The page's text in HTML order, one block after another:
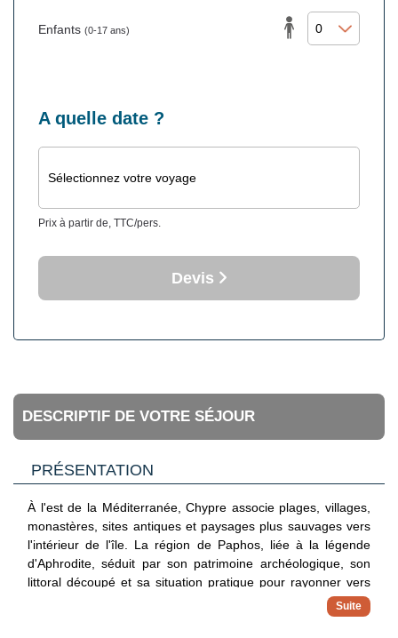
Enfants (0-17 ans)
A quelle date ?
Sélectionnez votre voyage
Prix à partir de, TTC/pers.
Devis
DESCRIPTIF DE VOTRE SÉJOUR
PRÉSENTATION
À l'est de la Méditerranée, Chypre associe plages, villages,
monastères, sites antiques et paysages plus sauvages vers
l'intérieur de l'île. La région de Paphos, liée à la légende
d'Aphrodite, séduit par son patrimoine archéologique, son
littoral découpé et sa situation pratique pour rayonner vers